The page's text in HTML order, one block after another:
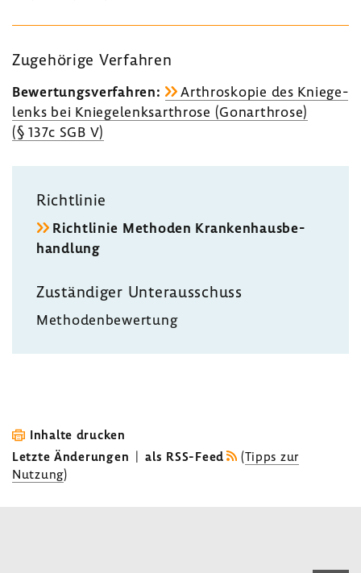
Zuge­hö­rige Verfahren
Bewer­tungs­ver­fahren:
Arthro­skopie des Knie­ge­
lenks bei Knie­ge­lenks­ar­throse (Gonar­throse)
(§ 137c SGB V)
Richt­linie
Richt­linie Methoden Kran­ken­haus­be­
hand­lung
Zustän­diger Unter­aus­schuss
Metho­den­be­wer­tung
Inhalte drucken
Letzte Änderungen | als RSS-Feed (Tipps zur
Nutzung)